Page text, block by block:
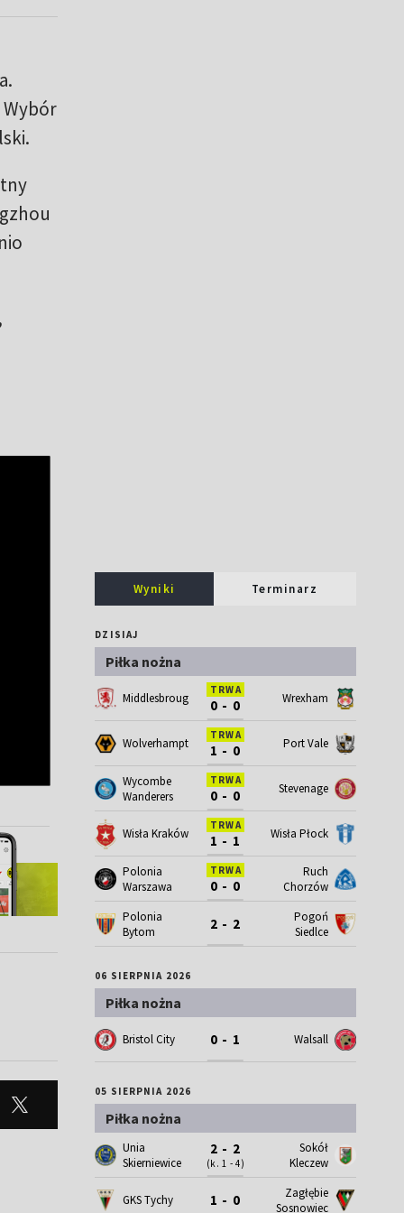
Wyniki Terminarz
DZISIAJ
Piłka nożna
Middlesbrough
TRWA
0 - 0 Wrexham
Wolverhampton
TRWA
1 - 0 Port Vale
Wycombe
Wanderers
TRWA
0 - 0 Stevenage
Wisła Kraków
TRWA
1 - 1 Wisła Płock
Polonia
Warszawa
TRWA
0 - 0
Ruch
Chorzów
Polonia
Bytom
2 - 2
Pogoń
Siedlce
06 SIERPNIA 2026
Piłka nożna
Bristol City 0 - 1 Walsall
05 SIERPNIA 2026
Piłka nożna
Unia
Skierniewice
2 - 2
(k. 1 - 4)
Sokół
Kleczew
GKS Tychy 1 - 0
Zagłębie
Sosnowiec